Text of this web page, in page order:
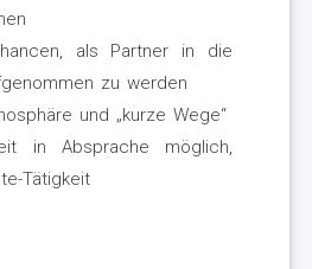
als Partner in die
zu werden
und „kurze Wege“
in Absprache möglich,
Tätigkeit